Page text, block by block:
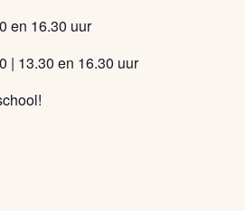
en 16.30 uur
| 13.30 en 16.30 uur